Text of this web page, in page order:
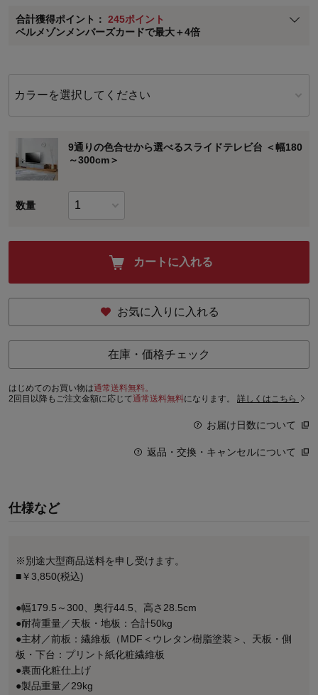
合計獲得ポイント： 245ポイント
ベルメゾンメンバーズカードで最大＋4倍
※メンバーズカードの加算ポイントはステージ倍率適用前の基本ポイント
に対して適用されます。
カラーを選択してください
9通りの色合せから選べるスライドテレビ台 ＜幅180
～300cm＞
数量
カートに入れる
お気に入りに入れる
在庫・価格チェック
はじめてのお買い物は通常送料無料。
2回目以降もご注文金額に応じて通常送料無料になります。 詳しくはこちら
お届け日数について
返品・交換・キャンセルについて
仕様など
※別途大型商品送料を申し受けます。
■￥3,850(税込)
●幅179.5～300、奥行44.5、高さ28.5cm
●耐荷重量／天板・地板：合計50kg
●主材／前板：繊維板（MDF＜ウレタン樹脂塗装＞、天板・側
板・下台：プリント紙化粧繊維板
●裏面化粧仕上げ
●製品重量／29kg